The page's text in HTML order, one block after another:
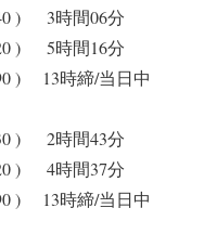
) 3時間06分
) 5時間16分
) 13時締/当日中
) 2時間43分
) 4時間37分
) 13時締/当日中